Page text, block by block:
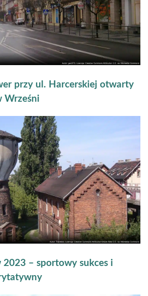
przy ul. Harcerskiej otwarty
Wrześni
2023 – sportowy sukces i